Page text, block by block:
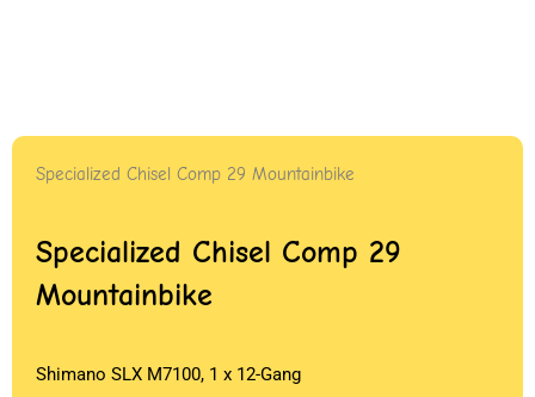
Specialized Chisel Comp 29 Mountainbike
Specialized Chisel Comp 29
Mountainbike
Shimano SLX M7100, 1 x 12-Gang